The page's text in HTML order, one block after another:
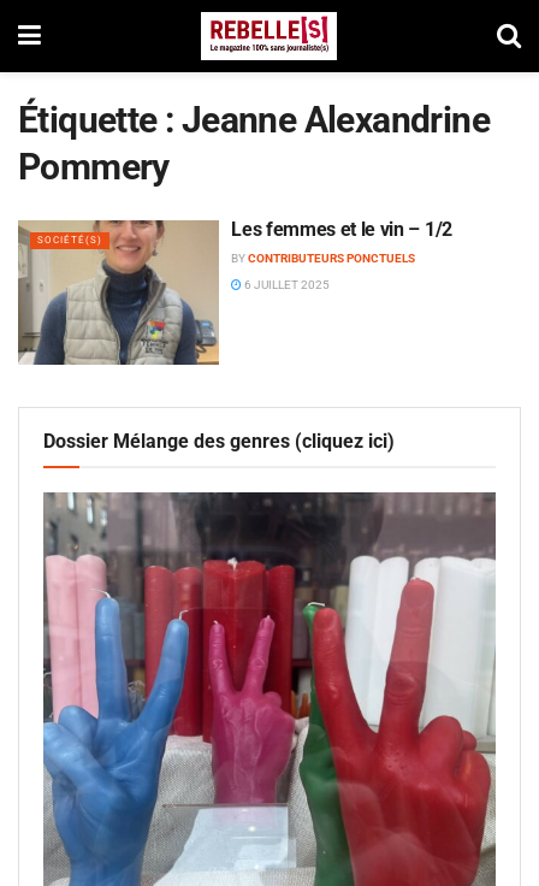
Étiquette : Jeanne Alexandrine
Pommery
SOCIÉTÉ(S) Les femmes et le vin – 1/2
BYCONTRIBUTEURS PONCTUELS
6 JUILLET 2025
Dossier Mélange des genres (cliquez ici)